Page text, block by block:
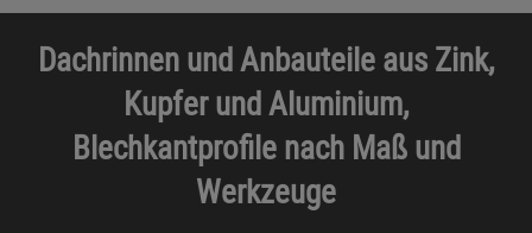
Dachrinnen und Anbauteile aus Zink,
Kupfer und Aluminium,
Blechkantprofile nach Maß und
Werkzeuge